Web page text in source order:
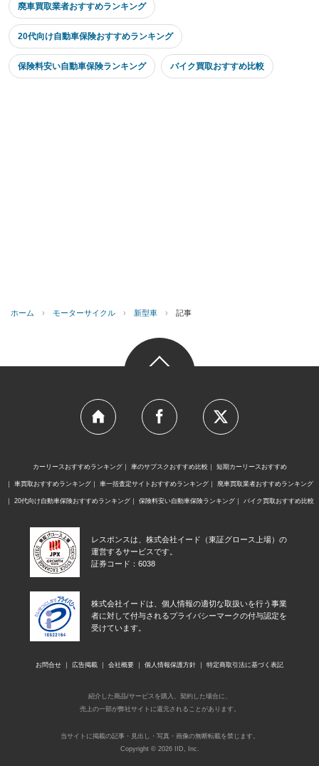
廃車買取業者おすすめランキング
20代向け自動車保険おすすめランキング
保険料安い自動車保険ランキング バイク買取おすすめ比較
ホーム › モーターサイクル › 新型車 › 記事
カーリースおすすめランキング 車のサブスクおすすめ比較 短期カーリースおすすめ
車買取おすすめランキング 車一括査定サイトおすすめランキング 廃車買取業者おすすめランキング
20代向け自動車保険おすすめランキング 保険料安い自動車保険ランキング バイク買取おすすめ比較
レスポンスは、株式会社イード（東証グロース上場）の
運営するサービスです。
証券コード：6038
株式会社イードは、個人情報の適切な取扱いを行う事業
者に対して付与されるプライバシーマークの付与認定を
受けています。
お問合せ 広告掲載 会社概要 個人情報保護方針 特定商取引法に基づく表記
紹介した商品/サービスを購入、契約した場合に、
売上の一部が弊社サイトに還元されることがあります。
当サイトに掲載の記事・見出し・写真・画像の無断転載を禁じます。
Copyright © 2026 IID, Inc.